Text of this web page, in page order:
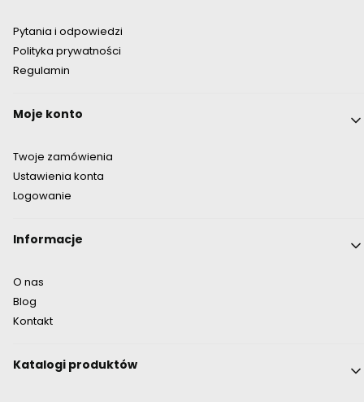
Pytania i odpowiedzi
Polityka prywatności
Regulamin
Moje konto
Twoje zamówienia
Ustawienia konta
Logowanie
Informacje
O nas
Blog
Kontakt
Katalogi produktów